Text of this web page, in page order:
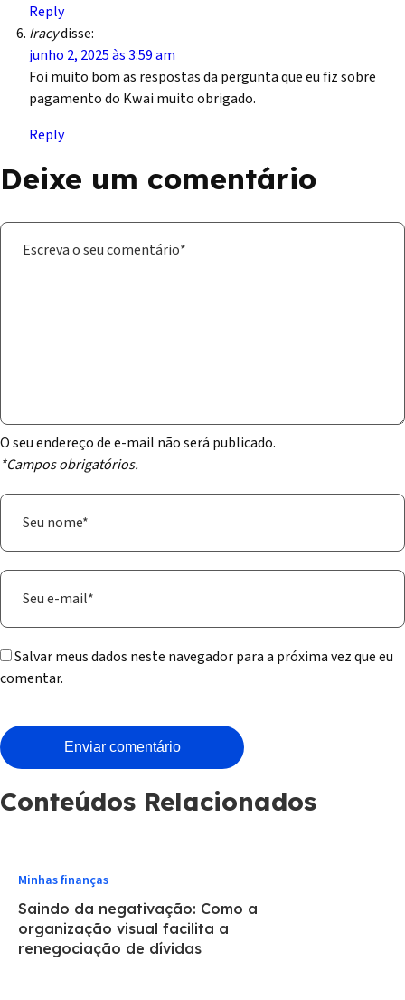
Reply
Iracydisse:
junho 2, 2025 às 3:59 am
Foi muito bom as respostas da pergunta que eu fiz sobre
pagamento do Kwai muito obrigado.
Reply
Deixe um comentário
O seu endereço de e-mail não será publicado.
*Campos obrigatórios.
Salvar meus dados neste navegador para a próxima vez que eu
comentar.
Conteúdos Relacionados
Minhas finanças
Saindo da negativação: Como a
organização visual facilita a
renegociação de dívidas